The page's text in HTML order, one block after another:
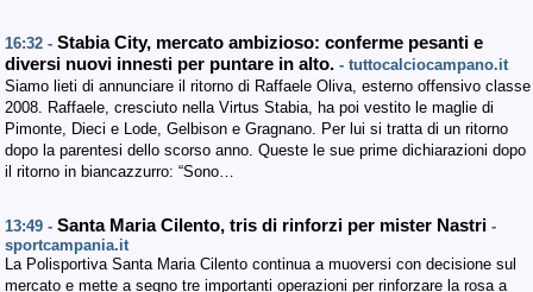
16:32 - Stabia City, mercato ambizioso: conferme pesanti e
diversi nuovi innesti per puntare in alto. - tuttocalciocampano.it
Siamo lieti di annunciare il ritorno di Raffaele Oliva, esterno offensivo classe
2008. Raffaele, cresciuto nella Virtus Stabia, ha poi vestito le maglie di
Pimonte, Dieci e Lode, Gelbison e Gragnano. Per lui si tratta di un ritorno
dopo la parentesi dello scorso anno. Queste le sue prime dichiarazioni dopo
il ritorno in biancazzurro: “Sono…
13:49 - Santa Maria Cilento, tris di rinforzi per mister Nastri -
sportcampania.it
La Polisportiva Santa Maria Cilento continua a muoversi con decisione sul
mercato e mette a segno tre importanti operazioni per rinforzare la rosa a